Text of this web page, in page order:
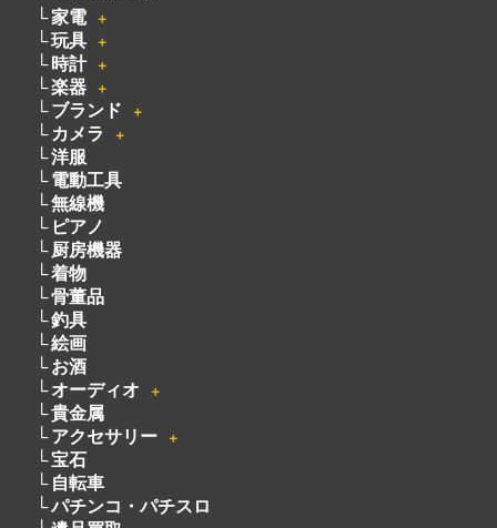
骨董品
釣具
絵画
お酒
オーディオ
貴金属
アクセサリー
宝石
自転車
パチンコ・パチスロ
遺品買取
宅配買取
不用品買取
買取方法
会社概要
サービスメニュー
ライン
よくある質問
お客様の声
採用情報